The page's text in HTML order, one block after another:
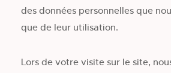
des données personnelles que
que de leur utilisation.
Lors de votre visite sur le site,